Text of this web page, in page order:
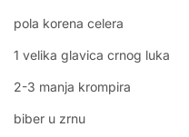
pola korena celera
1 velika glavica crnog luka
2-3 manja krompira
biber u zrnu